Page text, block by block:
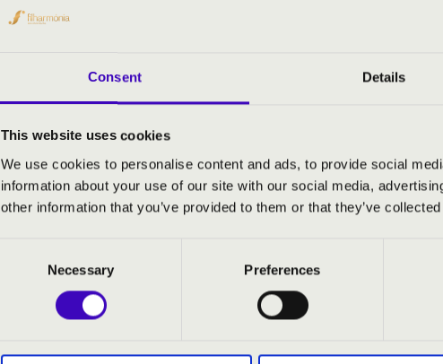
Consent Details
This website uses cookies
We use cookies to personalise content and ads, to provide social
information about your use of our site with our social media,
other information that you’ve provided to them or that they’ve
Necessary Preferences
Charlotte Miles
Morning Herald
birtokosa.
Emma
Yehudi Menuhin